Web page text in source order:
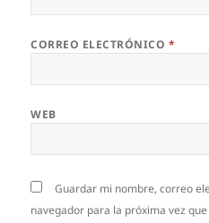
CORREO ELECTRÓNICO *
WEB
Guardar mi nombre, correo
navegador para la próxima vez